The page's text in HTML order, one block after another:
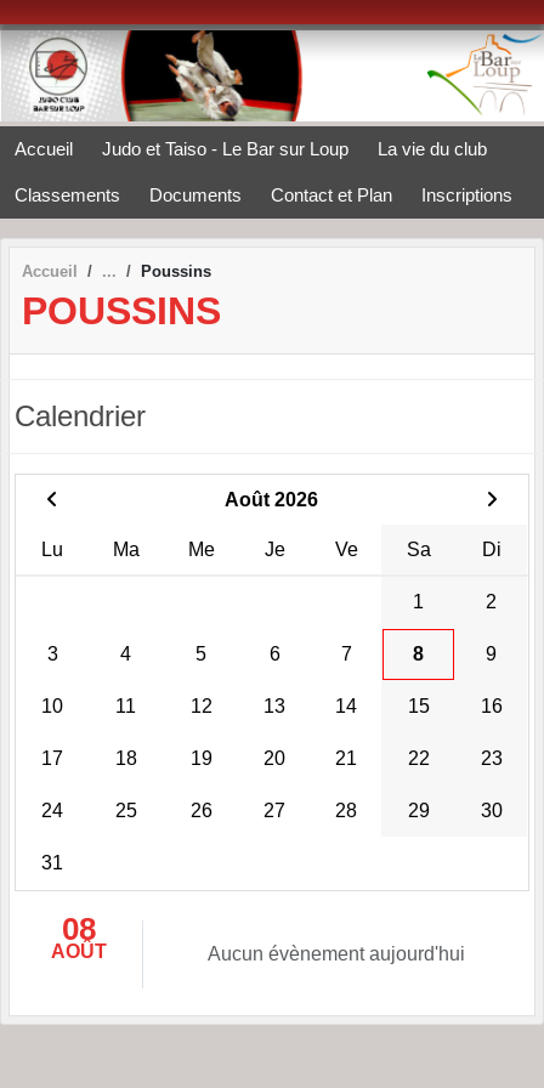
Accueil Judo et Taiso - Le Bar sur Loup La vie du club
Classements Documents Contact et Plan Inscriptions
Accueil Poussins
POUSSINS
Calendrier
Août 2026
Lu Ma Me Je Ve Sa Di
1 2
3 4 5 6 7 8 9
10 11 12 13 14 15 16
17 18 19 20 21 22 23
24 25 26 27 28 29 30
31
08
AOÛT Aucun évènement aujourd'hui